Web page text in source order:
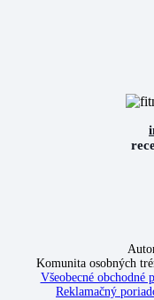
Komunita osobných
Všeobecné obchodné
Reklamačný